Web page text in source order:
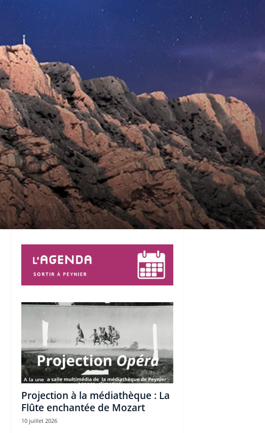
A la une
Projection à la médiathèque : La
Flûte enchantée de Mozart
10 juillet 2026